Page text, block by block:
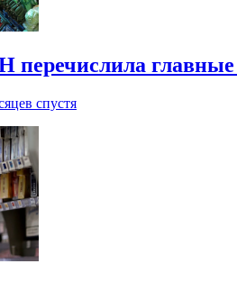
перечислила
спустя